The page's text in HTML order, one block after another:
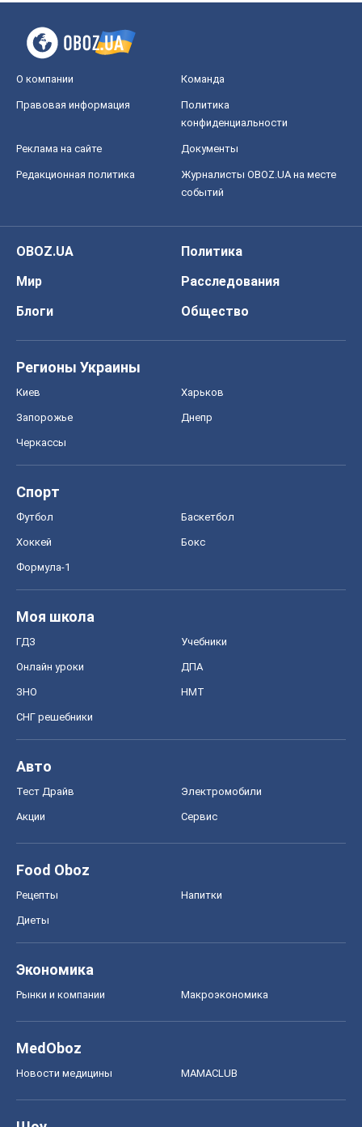
О компании Команда
Правовая информация
Политика
конфиденциальности
Реклама на сайте Документы
Редакционная политика
Журналисты OBOZ.UA на месте
событий
OBOZ.UA
Политика
Мир
Расследования
Блоги
Общество
Регионы Украины
Киев Харьков
Запорожье Днепр
Черкассы
Спорт
Футбол Баскетбол
Хоккей Бокс
Формула-1
Моя школа
ГДЗ Учебники
Онлайн уроки ДПА
ЗНО НМТ
СНГ решебники
Авто
Тест Драйв Электромобили
Акции Сервис
Food Oboz
Рецепты Напитки
Диеты
Экономика
Рынки и компании Mакроэкономика
MedOboz
Новости медицины MAMACLUB